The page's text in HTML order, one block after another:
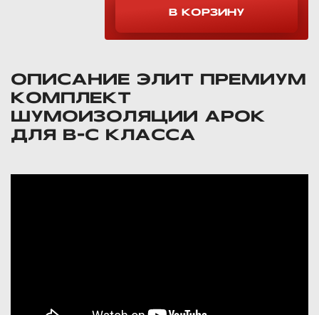
ОПИСАНИЕ ЭЛИТ ПРЕМИУМ
КОМПЛЕКТ
ШУМОИЗОЛЯЦИИ АРОК
ДЛЯ B-C КЛАССА